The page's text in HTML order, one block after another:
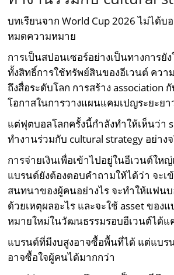
บทเรียนจาก World Cup 2026 ไม่ได้บ
หมดความหมาย
การเป็นสปอนเซอร์อย่างเป็นทางการ
ทั้งสิทธิ์การใช้ทรัพย์สินของอีเวนต์ ควา
ถึงสื่อระดับโลก การสร้าง association
โอกาสในการวางแผนแคมเปญระยะยา
แต่ฟุตบอลโลกครั้งนี้กำลังทำให้เห็นว่า
ทำงานร่วมกับ cultural strategy อย่างจ
การจ่ายเงินเพื่อเข้าไปอยู่ในอีเวนต์ให
แบรนด์ยังต้องตอบคำถามให้ได้ว่า จะเ
สนทนาของผู้คนอย่างไร จะทำให้แฟน
ด้วยเหตุผลอะไร และจะใช้ asset ของ
หมายใหม่ในวัฒนธรรมรอบอีเวนต์ได้แ
แบรนด์ที่มีงบสูงอาจซื้อพื้นที่ได้ แต่แบร
อาจซื้อใจผู้คนได้มากกว่า